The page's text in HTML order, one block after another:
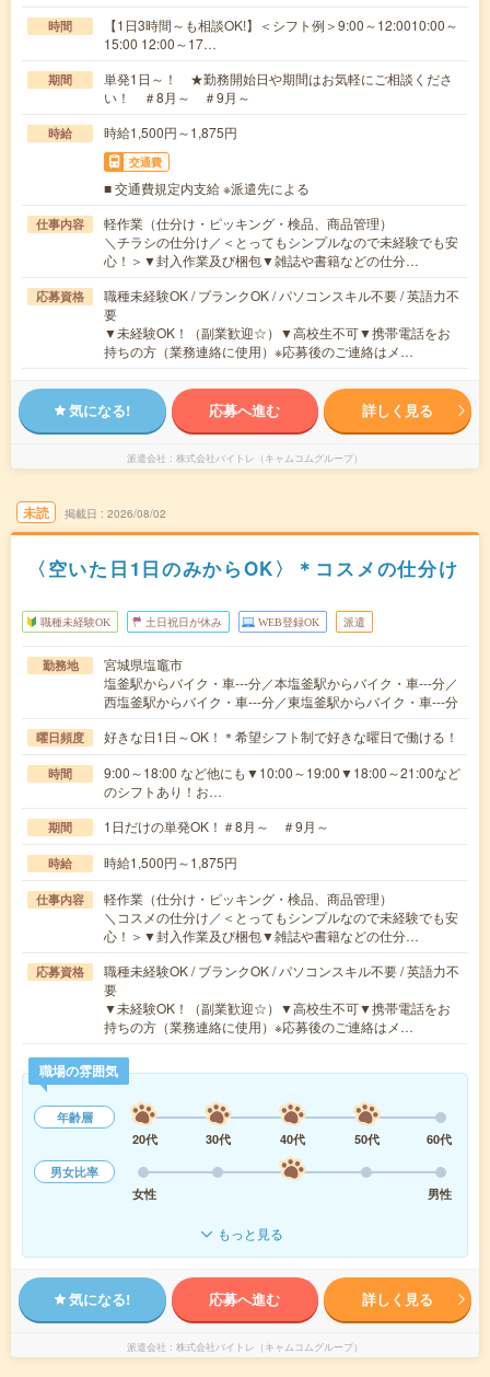
時間
【1日3時間～も相談OK!】＜シフト例＞9:00～12:0010:00～
15:00 12:00～17…
期間
単発1日～！ ★勤務開始日や期間はお気軽にご相談くださ
い！ ＃8月～ ＃9月～
時給 時給1,500円～1,875円
交通費
■ 交通費規定内支給 ※派遣先による
仕事内容
軽作業（仕分け・ピッキング・検品、商品管理）
＼チラシの仕分け／＜とってもシンプルなので未経験でも安
心！＞▼封入作業及び梱包▼雑誌や書籍などの仕分…
応募資格
職種未経験OK / ブランクOK / パソコンスキル不要 / 英語力不
要
▼未経験OK！（副業歓迎☆）▼高校生不可▼携帯電話をお
持ちの方（業務連絡に使用）※応募後のご連絡はメ…
気になる! 応募へ進む 詳しく見る
派遣会社 株式会社バイトレ（キャムコムグループ）
未読 掲載日 2026/08/02
〈空いた日1日のみからOK〉＊コスメの仕分け
職種未経験OK 土日祝日が休み WEB登録OK 派遣
勤務地
宮城県塩竈市
塩釜駅からバイク・車---分／本塩釜駅からバイク・車---分／
西塩釜駅からバイク・車---分／東塩釜駅からバイク・車---分
曜日頻度 好きな日1日～OK！＊希望シフト制で好きな曜日で働ける！
時間
9:00～18:00 など他にも▼10:00～19:00▼18:00～21:00など
のシフトあり！お…
期間 1日だけの単発OK！＃8月～ ＃9月～
時給 時給1,500円～1,875円
仕事内容
軽作業（仕分け・ピッキング・検品、商品管理）
＼コスメの仕分け／＜とってもシンプルなので未経験でも安
心！＞▼封入作業及び梱包▼雑誌や書籍などの仕分…
応募資格
職種未経験OK / ブランクOK / パソコンスキル不要 / 英語力不
要
▼未経験OK！（副業歓迎☆）▼高校生不可▼携帯電話をお
持ちの方（業務連絡に使用）※応募後のご連絡はメ…
職場の雰囲気
年齢層
20代
30代 40代 50代
60代
男女比率
女性
男性
もっと見る
気になる! 応募へ進む 詳しく見る
派遣会社 株式会社バイトレ（キャムコムグループ）